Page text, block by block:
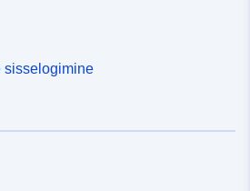
sisselogimine